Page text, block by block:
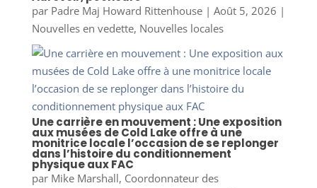
par Padre Maj Howard Rittenhouse| Août 5, 2026 |
Nouvelles en vedette, Nouvelles locales
Une carrière en mouvement : Une exposition
aux musées de Cold Lake offre à une
monitrice locale l’occasion de se replonger
dans l’histoire du conditionnement
physique aux FAC
par Mike Marshall, Coordonnateur des